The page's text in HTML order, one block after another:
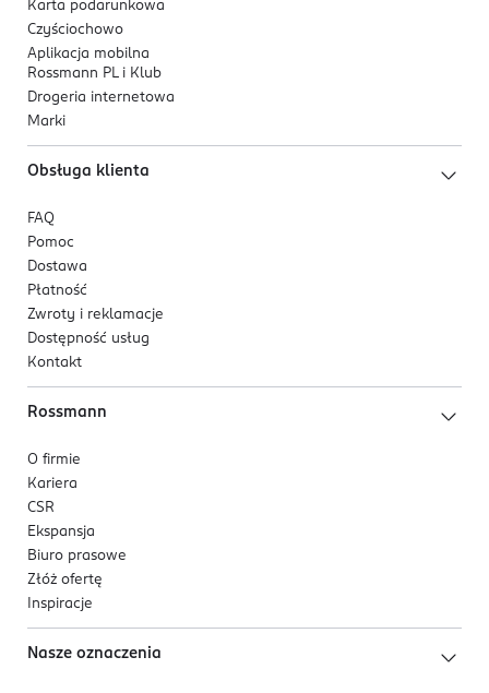
jak najlepsze efekty.
Karta podarunkowa
Czyściochowo
Aplikacja mobilna
Rossmann PL i Klub
Drogeria internetowa
Marki
Obsługa klienta
FAQ
Pomoc
Dostawa
Płatność
Zwroty i reklamacje
Dostępność usług
Kontakt
Rossmann
O firmie
Kariera
CSR
Ekspansja
Biuro prasowe
Złóż ofertę
Inspiracje
Nasze oznaczenia